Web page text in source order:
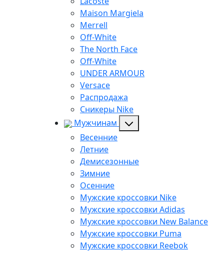
Maison Margiela
Merrell
Off-White
The North Face
Off-White
UNDER ARMOUR
Versace
Распродажа
Сникеры Nike
Мужчинам
Весенние
Летние
Демисезонные
Зимние
Осенние
Мужские кроссовки Nike
Мужские кроссовки Adidas
Мужские кроссовки New Balance
Мужские кроссовки Puma
Мужские кроссовки Reebok